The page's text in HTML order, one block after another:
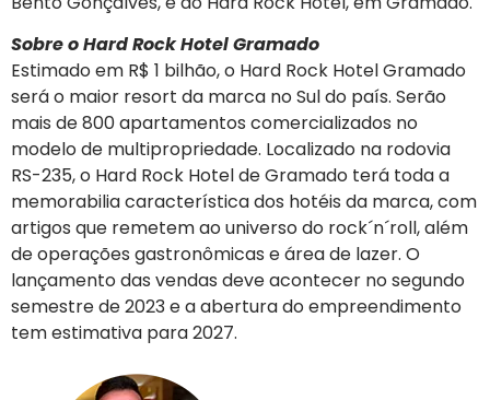
Sobre o Hard Rock Hotel Gramado
Estimado em R$ 1 bilhão, o Hard Rock Hotel Gramado
será o maior resort da marca no Sul do país. Serão
mais de 800 apartamentos comercializados no
modelo de multipropriedade. Localizado na rodovia
RS-235, o Hard Rock Hotel de Gramado terá toda a
memorabilia característica dos hotéis da marca, com
artigos que remetem ao universo do rock´n´roll, além
de operações gastronômicas e área de lazer. O
lançamento das vendas deve acontecer no segundo
semestre de 2023 e a abertura do empreendimento
tem estimativa para 2027.